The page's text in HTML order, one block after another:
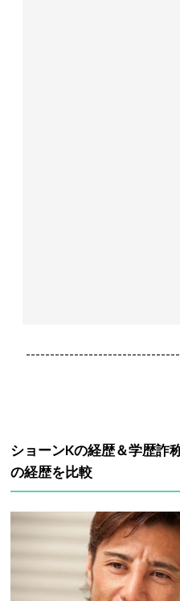
ショーンKの経歴＆学歴詐
の経歴を比較